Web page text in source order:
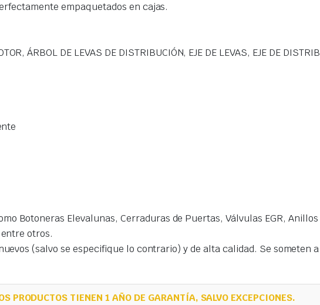
empaquetados en cajas.
ÁRBOL DE LEVAS DE DISTRIBUCIÓN, EJE DE LEVAS, EJE DE
Botoneras Elevalunas, Cerraduras de Puertas, Válvulas EGR,
otros.
(salvo se especifique lo contrario) y de alta calidad. Se someten
PRODUCTOS TIENEN 1 AÑO DE GARANTÍA, SALVO EXCEPCIONES.